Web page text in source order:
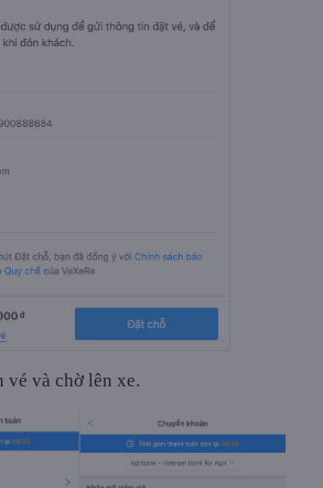
vé và chờ lên xe.